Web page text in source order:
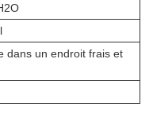
dans un endroit frais et